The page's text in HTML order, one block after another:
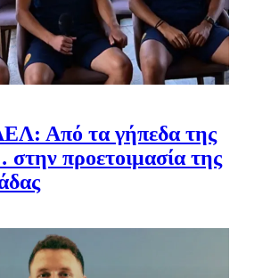
Από τα γήπεδα της
προετοιμασία της